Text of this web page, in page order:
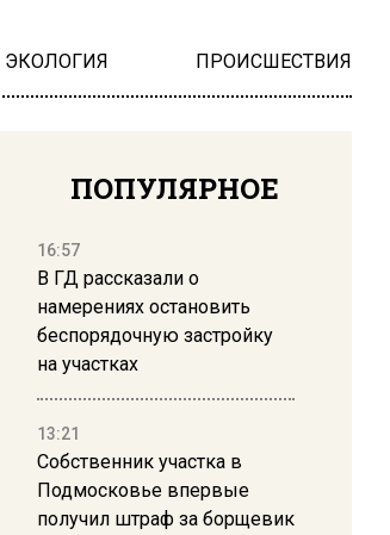
ЭКОЛОГИЯ ПРОИСШЕСТВИЯ
ПОПУЛЯРНОЕ
16:57
В ГД рассказали о
намерениях остановить
беспорядочную застройку
на участках
13:21
Собственник участка в
Подмосковье впервые
получил штраф за борщевик